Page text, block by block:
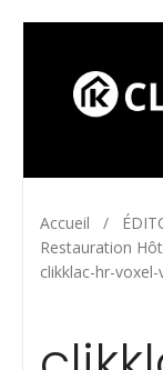
Accueil /
Restauration
clikklac-hr-